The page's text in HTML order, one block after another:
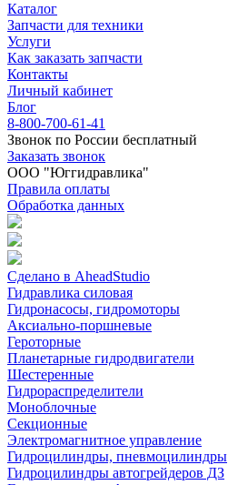
Каталог
Запчасти для техники
Услуги
Как заказать запчасти
Контакты
Личный кабинет
Блог
8-800-700-61-41
Звонок по России бесплатный
Заказать звонок
ООО "Юггидравлика"
Правила оплаты
Обработка данных
Сделано в AheadStudio
Гидравлика силовая
Гидронасосы, гидромоторы
Аксиально-поршневые
Героторные
Планетарные гидродвигатели
Шестеренные
Гидрораспределители
Моноблочные
Секционные
Электромагнитное управление
Гидроцилиндры, пневмоцилиндры
Гидроцилиндры автогрейдеров ДЗ